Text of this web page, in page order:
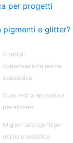
per progetti
pigmenti e glitter?
Consigli
conservazione resina
epossidica
Cura resina epossidica
per alimenti
Migliori detergenti per
resina epossidica